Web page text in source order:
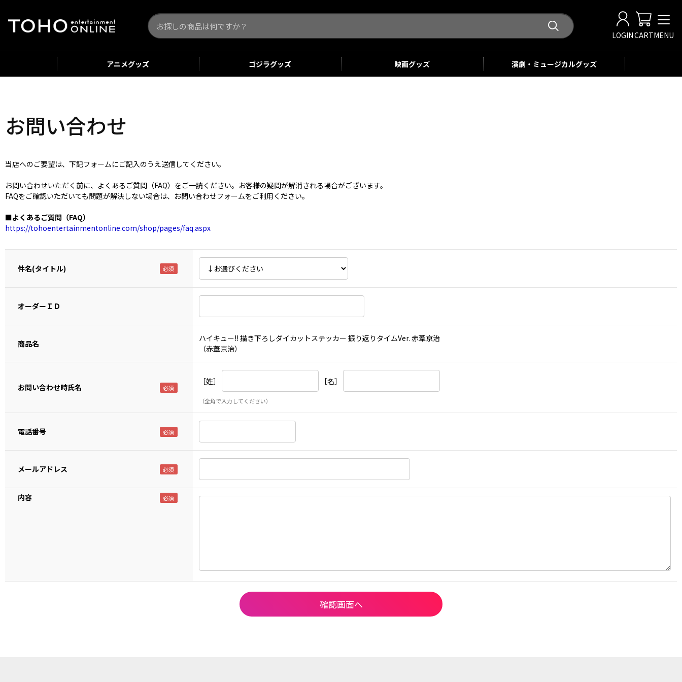
LOGINCARTMENU
アニメグッズ ゴジラグッズ 映画グッズ 演劇・ミュージカルグッズ
お問い合わせ
当店へのご要望は、下記フォームにご記入のうえ送信してください。
お問い合わせいただく前に、よくあるご質問（FAQ）をご一読ください。お客様の疑問が解消される場合がございます。
FAQをご確認いただいても問題が解決しない場合は、お問い合わせフォームをご利用ください。
■よくあるご質問（FAQ）
https://tohoentertainmentonline.com/shop/pages/faq.aspx
件名(タイトル)
オーダーＩＤ
商品名
ハイキュー!! 描き下ろしダイカットステッカー 振り返りタイムVer. 赤葦京治
（赤葦京治）
お問い合わせ時氏名
［姓］ ［名］
（全角で入力してください）
電話番号
メールアドレス
内容